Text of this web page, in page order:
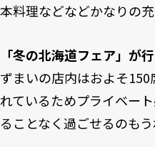
本料理などなどかなりの充
「冬の北海道フェア」が
ずまいの店内はおよそ
れているためプライベー
ることなく過ごせるのもう